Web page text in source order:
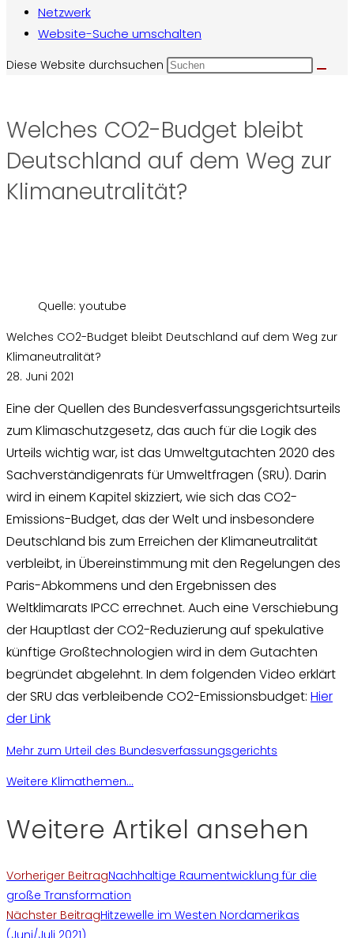
Netzwerk
Website-Suche umschalten
Diese Website durchsuchen
Welches CO2-Budget bleibt
Deutschland auf dem Weg zur
Klimaneutralität?
Quelle: youtube
Welches CO2-Budget bleibt Deutschland auf dem Weg zur
Klimaneutralität?
28. Juni 2021
Eine der Quellen des Bundesverfassungsgerichtsurteils
zum Klimaschutzgesetz, das auch für die Logik des
Urteils wichtig war, ist das Umweltgutachten 2020 des
Sachverständigenrats für Umweltfragen (SRU). Darin
wird in einem Kapitel skizziert, wie sich das CO2-
Emissions-Budget, das der Welt und insbesondere
Deutschland bis zum Erreichen der Klimaneutralität
verbleibt, in Übereinstimmung mit den Regelungen des
Paris-Abkommens und den Ergebnissen des
Weltklimarats IPCC errechnet. Auch eine Verschiebung
der Hauptlast der CO2-Reduzierung auf spekulative
künftige Großtechnologien wird in dem Gutachten
begründet abgelehnt. In dem folgenden Video erklärt
der SRU das verbleibende CO2-Emissionsbudget: Hier
der Link
Mehr zum Urteil des Bundesverfassungsgerichts
Weitere Klimathemen...
Weitere Artikel ansehen
Vorheriger BeitragNachhaltige Raumentwicklung für die
große Transformation
Nächster BeitragHitzewelle im Westen Nordamerikas